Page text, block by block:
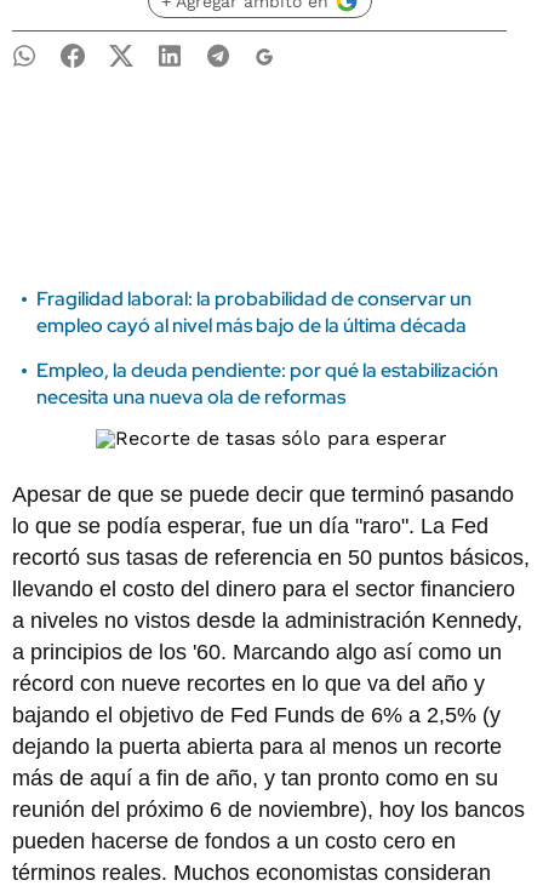
Fragilidad laboral: la probabilidad de conservar un
empleo cayó al nivel más bajo de la última década
Empleo, la deuda pendiente: por qué la estabilización
necesita una nueva ola de reformas
Apesar de que se puede decir que terminó pasando
lo que se podía esperar, fue un día "raro". La Fed
recortó sus tasas de referencia en 50 puntos básicos,
llevando el costo del dinero para el sector financiero
a niveles no vistos desde la administración Kennedy,
a principios de los '60. Marcando algo así como un
récord con nueve recortes en lo que va del año y
bajando el objetivo de Fed Funds de 6% a 2,5% (y
dejando la puerta abierta para al menos un recorte
más de aquí a fin de año, y tan pronto como en su
reunión del próximo 6 de noviembre), hoy los bancos
pueden hacerse de fondos a un costo cero en
términos reales. Muchos economistas consideran